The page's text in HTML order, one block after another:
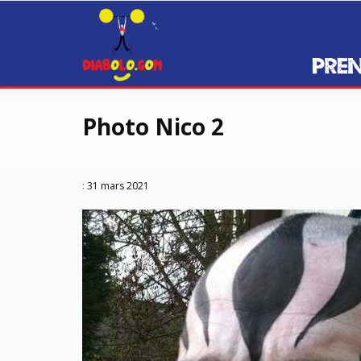
Passer
Photo Nico 2
: 31 mars 2021